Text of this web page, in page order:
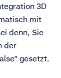
3D
mit
denn, Sie
der
gesetzt.